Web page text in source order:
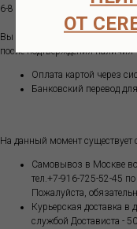
ОТ
6-8 недель.
Вы можете оплатить ваш заказ
после подтверждения наличия
Оплата картой через
Банковский перевод
На данный момент существует
Самовывоз в Москве
тел.+7-916-725-52-45
Пожалуйста,
Курьерская доставка
службой Достависта -